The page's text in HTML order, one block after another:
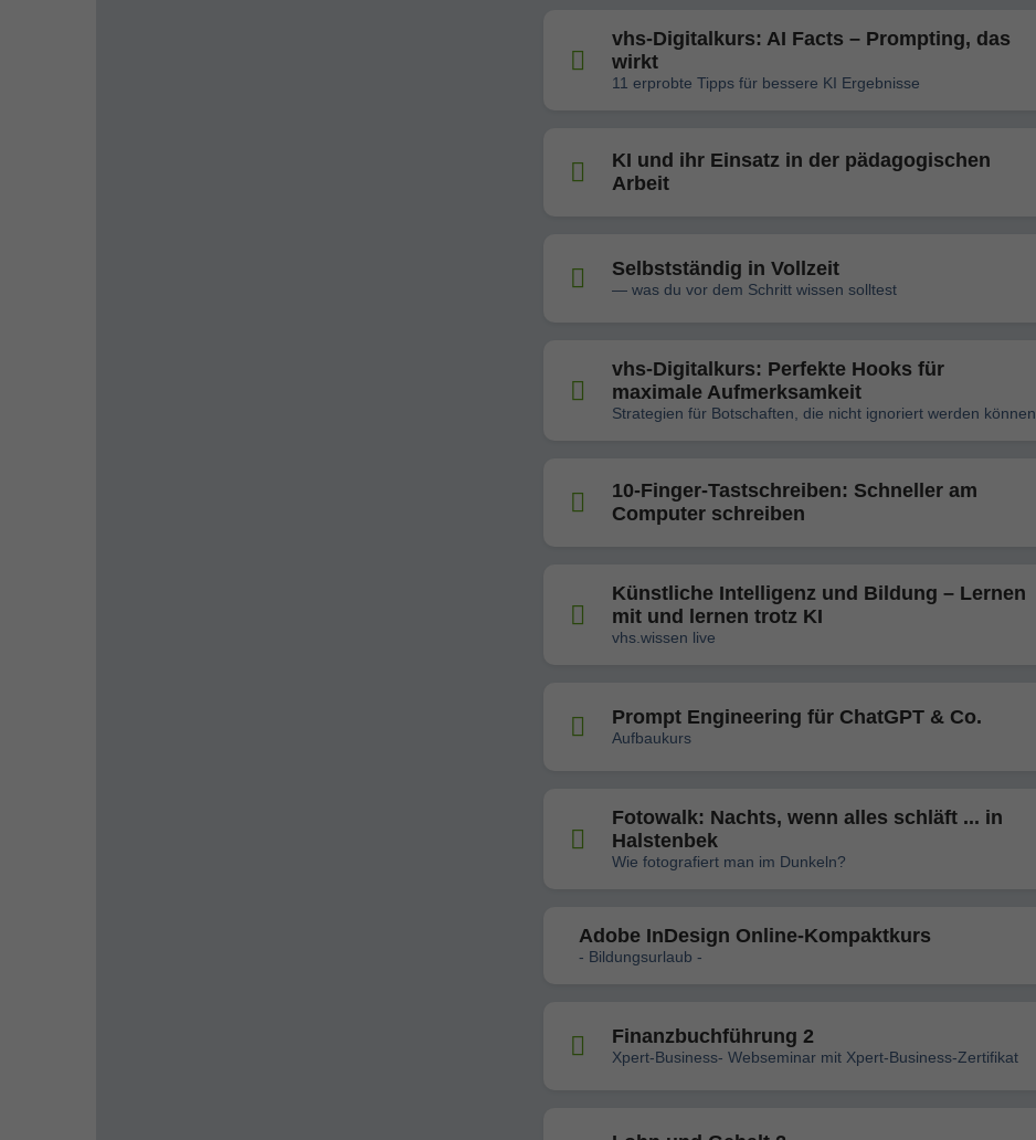
vhs-Digitalkurs: AI Facts – Prompting, das
wirkt
11 erprobte Tipps für bessere KI Ergebnisse
KI und ihr Einsatz in der pädagogischen
Arbeit
Selbstständig in Vollzeit
— was du vor dem Schritt wissen solltest
vhs-Digitalkurs: Perfekte Hooks für
maximale Aufmerksamkeit
Strategien für Botschaften, die nicht ignoriert werden können
10-Finger-Tastschreiben: Schneller am
Computer schreiben
Künstliche Intelligenz und Bildung – Lernen
mit und lernen trotz KI
vhs.wissen live
Prompt Engineering für ChatGPT & Co.
Aufbaukurs
Fotowalk: Nachts, wenn alles schläft ... in
Halstenbek
Wie fotografiert man im Dunkeln?
Adobe InDesign Online-Kompaktkurs
- Bildungsurlaub -
Finanzbuchführung 2
Xpert-Business- Webseminar mit Xpert-Business-Zertifikat